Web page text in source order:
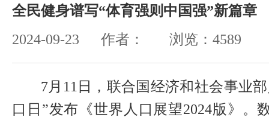
全民健身谱写“体育强则中国强”新篇章
2024-09-23 作者： 浏览：4589
7月11日，联合国经济和社会事业部
口日”发布《世界人口展望2024版》。